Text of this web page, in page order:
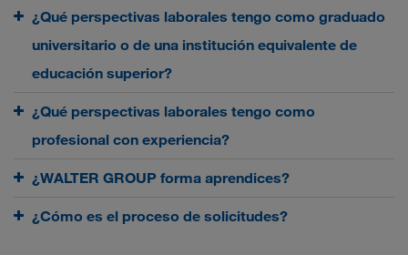
¿Qué perspectivas laborales tengo como graduado
universitario o de una institución equivalente de
educación superior?
¿Qué perspectivas laborales tengo como
profesional con experiencia?
¿WALTER GROUP forma aprendices?
¿Cómo es el proceso de solicitudes?